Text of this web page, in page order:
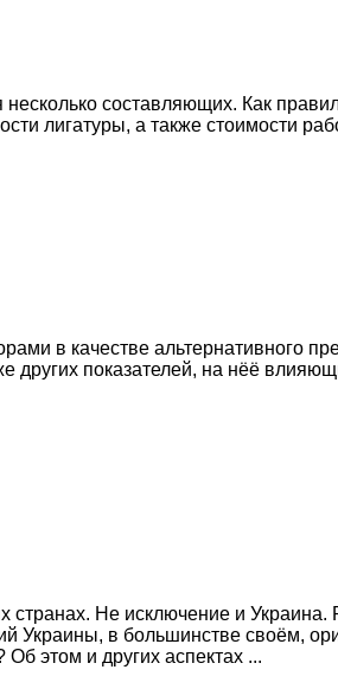
составляющих. Как
лигатуры, а также стоимости
в качестве альтернативного
других показателей, на нёё
Не исключение и
Украины, в большинстве своём,
этом и других аспектах ...